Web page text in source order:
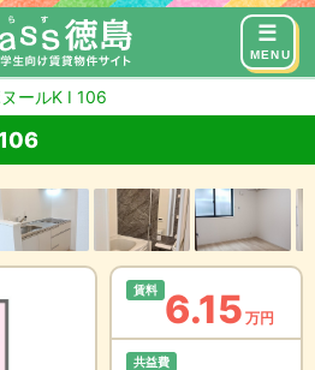
MENU
お問い合わせ
ールK I 106
賃料 6.15 万円
共益費